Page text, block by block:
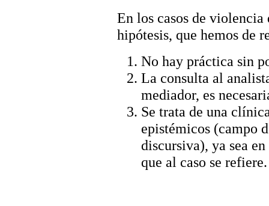
En los casos de violencia
hipótesis, que hemos de
No hay práctica sin
La consulta al
mediador, es
Se trata de una
epistémicos (campo
discursiva), ya sea
que al caso se refiere.